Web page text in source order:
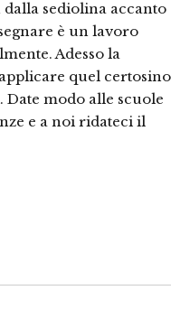
sediolina accanto
è un lavoro
Adesso la
quel certosino
modo alle scuole
e a noi ridateci il